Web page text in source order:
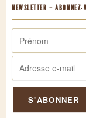
NEWSLETTER – ABONNEZ-